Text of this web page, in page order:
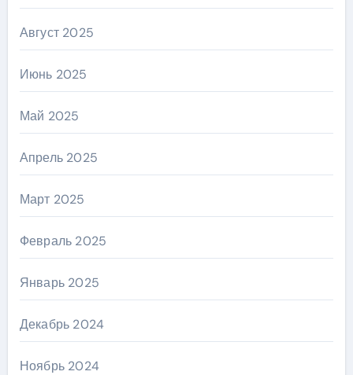
Август 2025
Июнь 2025
Май 2025
Апрель 2025
Март 2025
Февраль 2025
Январь 2025
Декабрь 2024
Ноябрь 2024